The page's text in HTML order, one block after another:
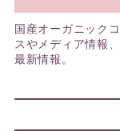
国産オーガニック
スやメディア情報
最新情報。